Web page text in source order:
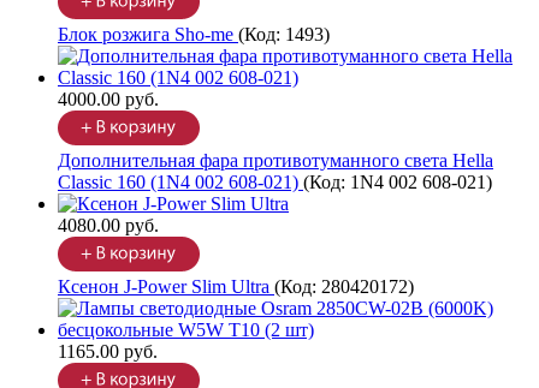
Блок розжига Sho-me (Код: 1493)
4000.00 руб.
Дополнительная фара противотуманного света Hella
Classic 160 (1N4 002 608-021) (Код: 1N4 002 608-021)
4080.00 руб.
Ксенон J-Power Slim Ultra (Код: 280420172)
1165.00 руб.